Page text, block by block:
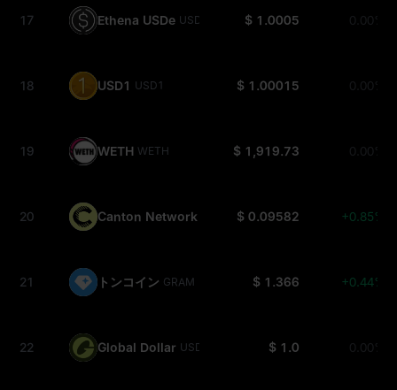
17 Ethena USDe USDE $ 1.0005 0.00%
18 USD1 USD1 $ 1.00015 0.00%
19 WETH WETH $ 1,919.73 0.00%
20 Canton Network $ 0.09582 +0.85%
21 トンコイン GRAM $ 1.366 +0.44%
22 Global Dollar USDG $ 1.0 0.00%